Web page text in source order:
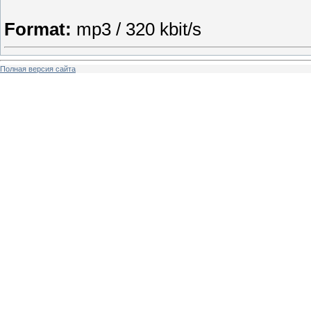
Format: mp3 / 320 kbit/s
Полная версия сайта